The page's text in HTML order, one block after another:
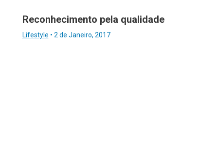
Reconhecimento pela qualidade
Lifestyle • 2 de Janeiro, 2017